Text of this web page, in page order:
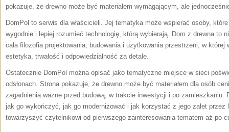
pokazuje, że drewno może być materiałem wymagającym, ale
DomPol to serwis dla właścicieli. Jej tematyka może wspierać osoby,
wygodnie i lepiej rozumieć technologię, którą wybierają. Dom z drewna to
cała filozofia projektowania, budowania i użytkowania przestrzeni, w której
estetyka, trwałość i odpowiedzialność za detale.
Ostatecznie DomPol można opisać jako tematyczne miejsce w sieci
odsłonach. Strona pokazuje, że drewno może być materiałem dla osób
zagadnienia ważne przed budową, w trakcie inwestycji i po zamieszkaniu.
jak go wykończyć, jak go modernizować i jak korzystać z jego zalet przez
towarzyszyć czytelnikowi od pierwszego zainteresowania tematem aż po